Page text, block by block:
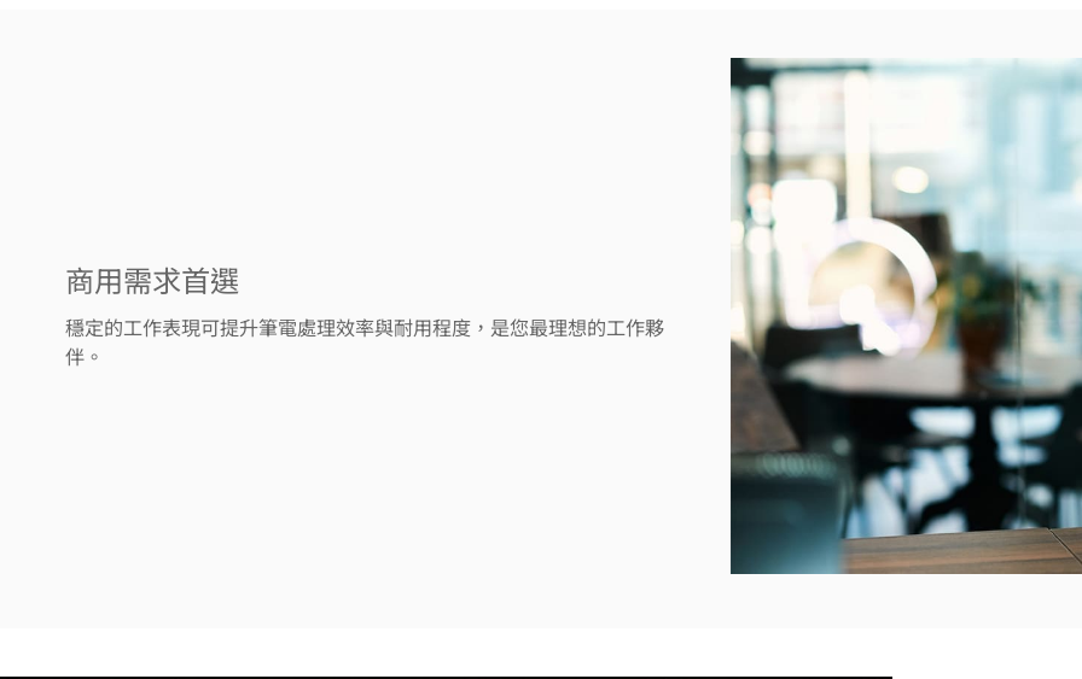
商用需求首選
穩定的工作表現可提升筆電處理效率與耐用程度，是您最理想的工作夥
伴。